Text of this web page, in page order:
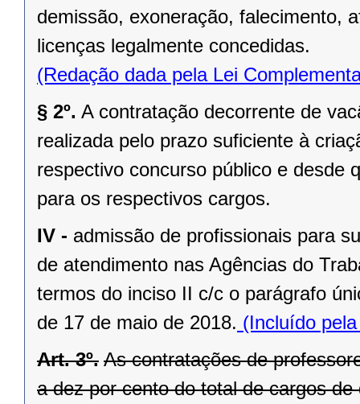
demissão, exoneração, falecimento,
licenças legalmente concedidas.
(Redação dada pela Lei
§ 2º. A contratação decorrente de
realizada pelo prazo suficiente à
respectivo concurso público e desde
para os respectivos cargos.
IV - admissão de profissionais para
de atendimento nas Agências do
termos do inciso II c/c o parágrafo
de 17 de maio de 2018. (Incluído
Art. 3º. As contratações de
a dez por cento do total de cargos